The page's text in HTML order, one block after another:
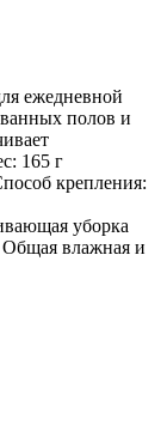
ежедневной
полов и
165 г
крепления:
уборка
Общая влажная и